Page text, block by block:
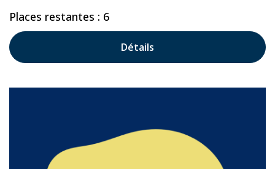
Places restantes : 6
Détails